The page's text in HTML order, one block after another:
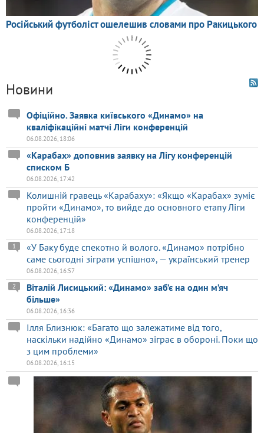
Новини
Офіційно. Заявка київського «Динамо» на
кваліфікаційні матчі Ліги конференцій
06.08.2026, 18:06
«Карабах» доповнив заявку на Лігу конференцій
списком Б
06.08.2026, 17:42
Колишній гравець «Карабаху»: «Якщо «Карабах» зуміє
пройти «Динамо», то вийде до основного етапу Ліги
конференцій»
06.08.2026, 17:18
«У Баку буде спекотно й волого. «Динамо» потрібно
саме сьогодні зіграти успішно», — український тренер
1
06.08.2026, 16:57
Віталій Лисицький: «Динамо» заб’є на один м’яч
більше»
2
06.08.2026, 16:36
Ілля Близнюк: «Багато що залежатиме від того,
наскільки надійно «Динамо» зіграє в обороні. Поки що
з цим проблеми»
06.08.2026, 16:15